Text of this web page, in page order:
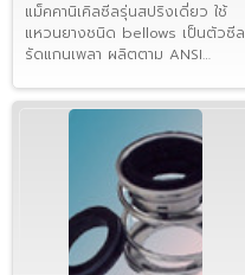
แม็คคานิเคิลซีลรุ่นสปริงเดี่ยว ใช้
แหวนยางชนิด bellows เป็นตัวซีล
รัดแกนเพลา ผลิตตาม ANSI